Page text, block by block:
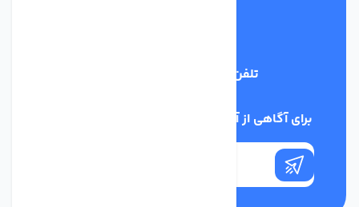
تلفن پشتیبانی
برای آگاهی از آخرین اخبار در خبرنامه ما عضو شوید